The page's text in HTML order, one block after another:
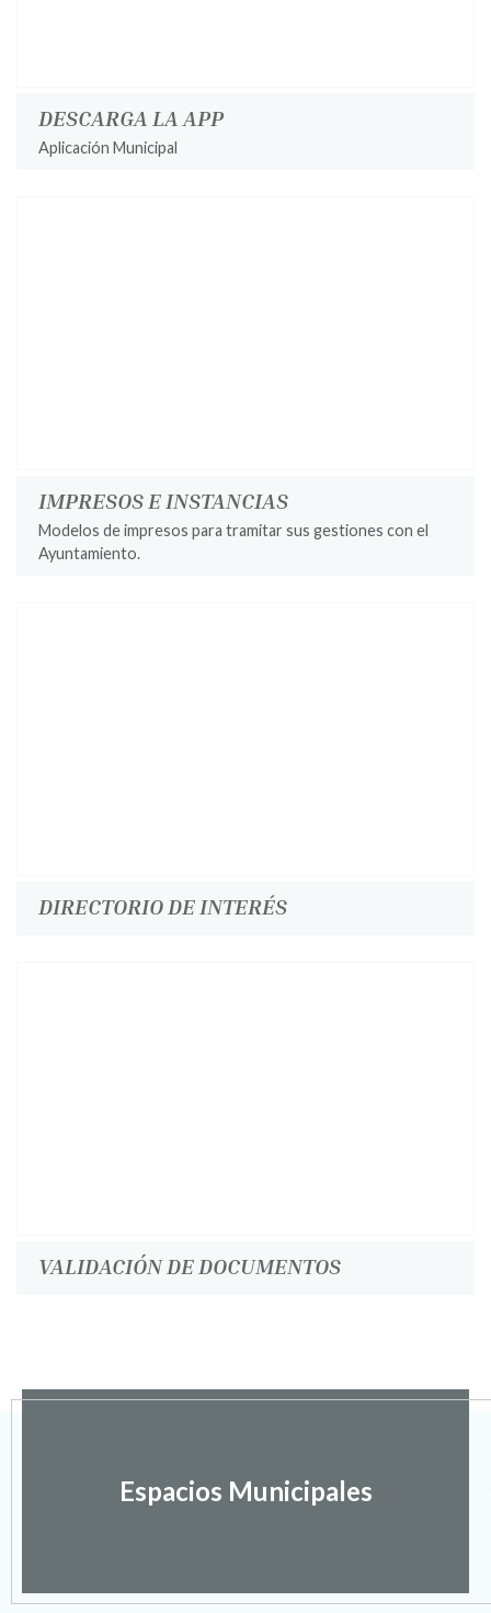
DESCARGA LA APP
Aplicación Municipal
IMPRESOS E INSTANCIAS
Modelos de impresos para tramitar sus gestiones con el
Ayuntamiento.
DIRECTORIO DE INTERÉS
VALIDACIÓN DE DOCUMENTOS
Espacios Municipales